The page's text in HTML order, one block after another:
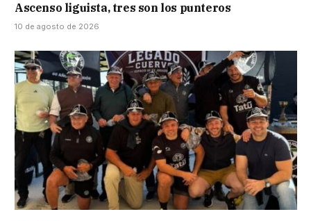
Ascenso liguista, tres son los punteros
10 de agosto de 2026